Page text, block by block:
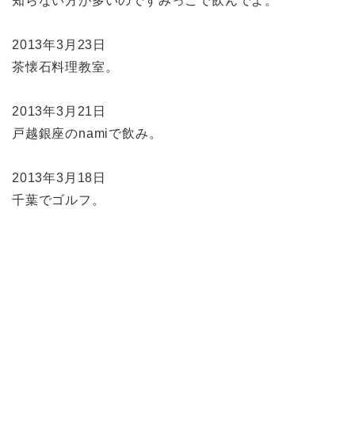
2013年3月23日
茶懐石料理教室。
2013年3月21日
戸越銀座のnamiで飲み。
2013年3月18日
千葉でゴルフ。